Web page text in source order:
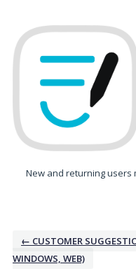
to
content
New and returning users
← CUSTOMER
WINDOWS, WEB)